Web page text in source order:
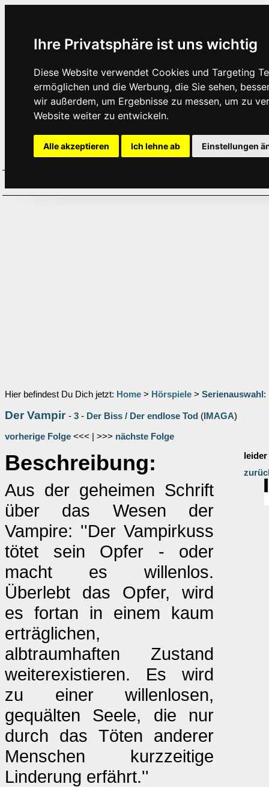
Ihre Privatsphäre ist uns wichtig
Diese Website verwendet Cookies und Targeting
ermöglichen und die Werbung, die Sie sehen,
wir außerdem, um Ergebnisse zu messen, um zu
Website weiter zu entwickeln.
Alle akzeptieren Ich lehne ab Einstellungen
Hier befindest Du Dich jetzt: Home > Hörspiele > Serienauswahl :
Der Vampir - 3 - Der Biss / Der endlose Tod ( IMAGA)
vorherige Folge <<< | >>> nächste Folge
Beschreibung:
Aus der geheimen Schrift
über das Wesen der
Vampire: ''Der Vampirkuss
tötet sein Opfer - oder
macht es willenlos.
Überlebt das Opfer, wird
es fortan in einem kaum
erträglichen,
albtraumhaften Zustand
weiterexistieren. Es wird
zu einer willenlosen,
gequälten Seele, die nur
durch das Töten anderer
Menschen kurzzeitige
Linderung erfährt.''